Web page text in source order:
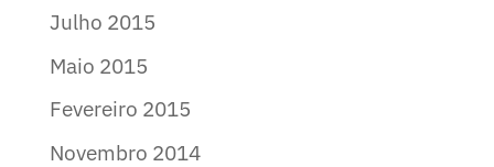
Julho 2015
Maio 2015
Fevereiro 2015
Novembro 2014